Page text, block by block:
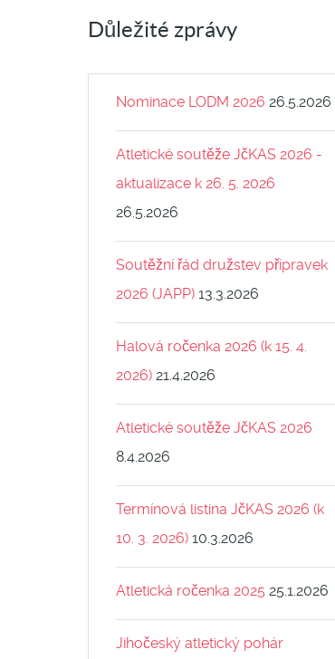
Důležité zprávy
Nominace LODM 2026 26.5.2026
Atletické soutěže JčKAS 2026 -
aktualizace k 26. 5. 2026
26.5.2026
Soutěžní řád družstev přípravek
2026 (JAPP) 13.3.2026
Halová ročenka 2026 (k 15. 4.
2026) 21.4.2026
Atletické soutěže JčKAS 2026
8.4.2026
Termínová listina JčKAS 2026 (k
10. 3. 2026) 10.3.2026
Atletická ročenka 2025 25.1.2026
Jihočeský atletický pohár